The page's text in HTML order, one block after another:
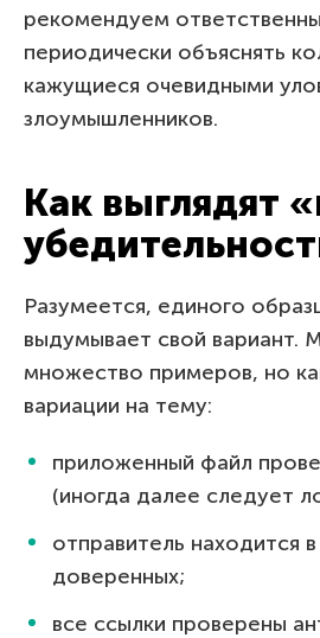
рекомендуем
периодически объяснять
кажущиеся очевидными
злоумышленников.
Как выглядят
Разумеется, единого
выдумывает свой вариант.
множество примеров, но
вариации на тему:
приложенный файл
(иногда далее следует
отправитель находится
доверенных;
все ссылки проверены